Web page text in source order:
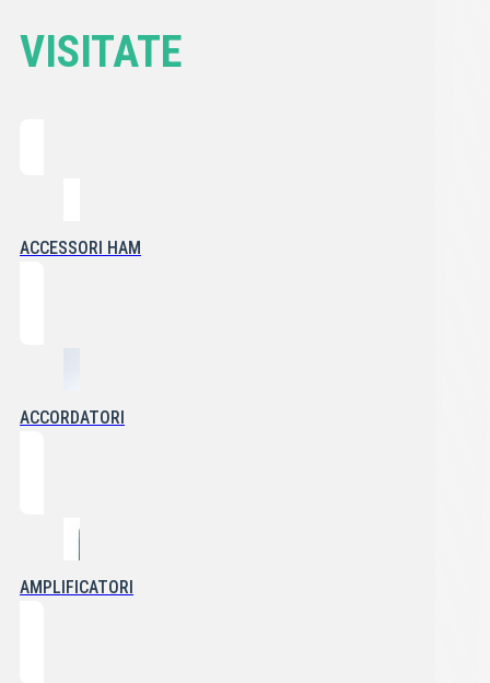
VISITATE
ACCESSORI HAM
ACCORDATORI
AMPLIFICATORI